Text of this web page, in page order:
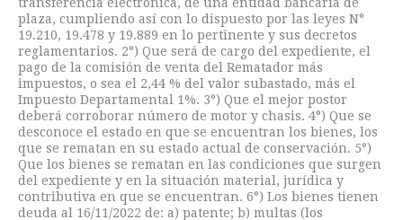
plaza, cumpliendo así con lo dispuesto por las leyes N°
19.210, 19.478 y 19.889 en lo pertinente y sus decretos
reglamentarios. 2°) Que será de cargo del expediente, el
pago de la comisión de venta del Rematador más
impuestos, o sea el 2,44 % del valor subastado, más el
Impuesto Departamental 1%. 3°) Que el mejor postor
deberá corroborar número de motor y chasis. 4°) Que se
desconoce el estado en que se encuentran los bienes, los
que se rematan en su estado actual de conservación. 5°)
Que los bienes se rematan en las condiciones que surgen
del expediente y en la situación material, jurídica y
contributiva en que se encuentran. 6°) Los bienes tienen
deuda al 16/11/2022 de: a) patente; b) multas (los